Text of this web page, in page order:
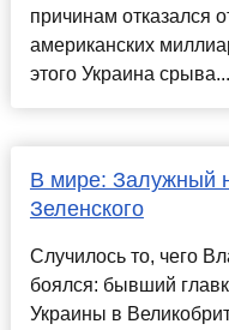
причинам отказался
американских
этого Украина срыва...
В мире: Залужный
Зеленского
Случилось то, чего
боялся: бывший
Украины в